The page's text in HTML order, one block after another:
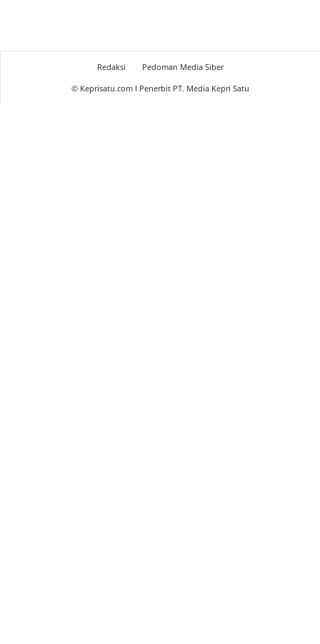
Redaksi
Pedoman Media Siber
© Keprisatu.com I Penerbit PT. Media Kepri Satu